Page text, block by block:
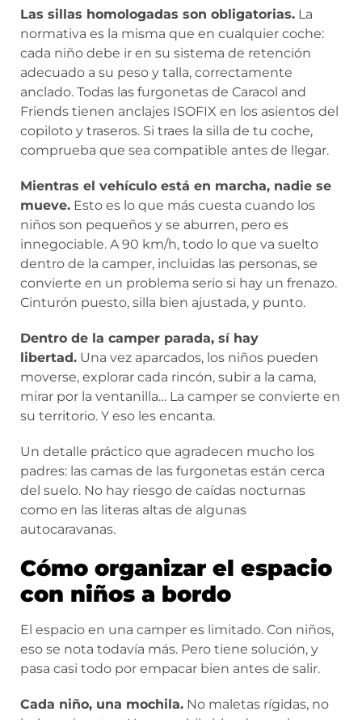
Las sillas homologadas son obligatorias. La
normativa es la misma que en cualquier coche:
cada niño debe ir en su sistema de retención
adecuado a su peso y talla, correctamente
anclado. Todas las furgonetas de Caracol and
Friends tienen anclajes ISOFIX en los asientos del
copiloto y traseros. Si traes la silla de tu coche,
comprueba que sea compatible antes de llegar.
Mientras el vehículo está en marcha, nadie se
mueve. Esto es lo que más cuesta cuando los
niños son pequeños y se aburren, pero es
innegociable. A 90 km/h, todo lo que va suelto
dentro de la camper, incluidas las personas, se
convierte en un problema serio si hay un frenazo.
Cinturón puesto, silla bien ajustada, y punto.
Dentro de la camper parada, sí hay
libertad. Una vez aparcados, los niños pueden
moverse, explorar cada rincón, subir a la cama,
mirar por la ventanilla… La camper se convierte en
su territorio. Y eso les encanta.
Un detalle práctico que agradecen mucho los
padres: las camas de las furgonetas están cerca
del suelo. No hay riesgo de caídas nocturnas
como en las literas altas de algunas
autocaravanas.
Cómo organizar el espacio
con niños a bordo
El espacio en una camper es limitado. Con niños,
eso se nota todavía más. Pero tiene solución, y
pasa casi todo por empacar bien antes de salir.
Cada niño, una mochila. No maletas rígidas, no